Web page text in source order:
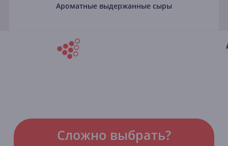
Ароматные выдержанные сыры
Сложно выбрать?